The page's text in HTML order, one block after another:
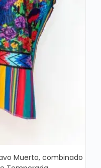
Muerto, combinado